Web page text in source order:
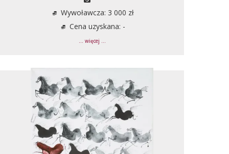
Wywoławcza: 3 000 zł
Cena uzyskana: -
... więcej ...